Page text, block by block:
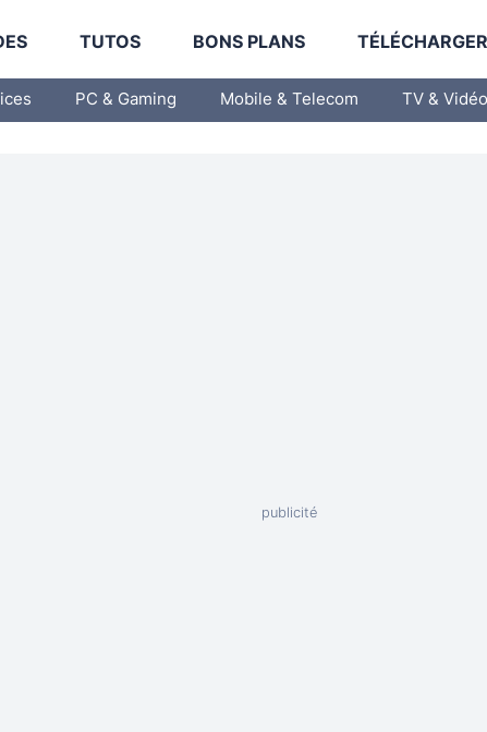
TUTOS BONS PLANS
PC & Gaming Mobile & Telecom TV & Vidéo